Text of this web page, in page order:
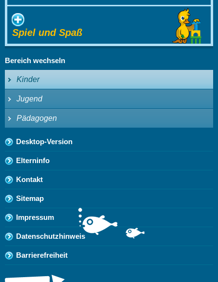
Spiel und Spaß
Bereich wechseln
Kinder
Jugend
Pädagogen
Desktop-Version
Elterninfo
Kontakt
Sitemap
Impressum
Datenschutzhinweis
Barrierefreiheit